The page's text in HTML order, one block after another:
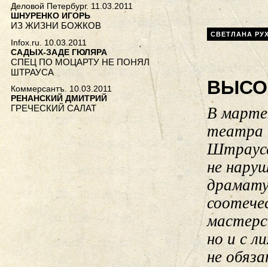
СВЕТЛАНА
В марте
театра
не
но и с
не
Деловой Петербург. 11.03.2011
ШНУРЕНКО ИГОРЬ
ИЗ ЖИЗНИ БОЖКОВ
Infox.ru. 10.03.2011
САДЫХ-ЗАДЕ ГЮЛЯРА
СПЕЦ ПО МОЦАРТУ НЕ ПОНЯЛ
ШТРАУСА
Коммерсантъ. 10.03.2011
РЕНАНСКИЙ ДМИТРИЙ
ГРЕЧЕСКИЙ САЛАТ